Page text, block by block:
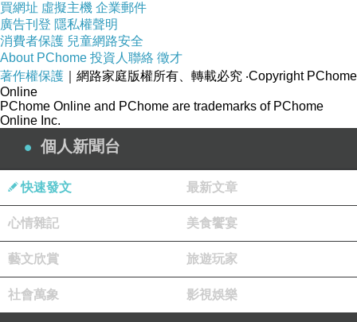
買網址 虛擬主機 企業郵件
廣告刊登 隱私權聲明
消費者保護 兒童網路安全
About PChome 投資人聯絡 徵才
著作權保護 ｜網路家庭版權所有、轉載必究 ‧Copyright PChome
Online
PChome Online and PChome are trademarks of PChome
Online Inc.
個人新聞台
快速發文 最新文章
心情雜記 美食饗宴
藝文欣賞 旅遊玩家
社會萬象 影視娛樂